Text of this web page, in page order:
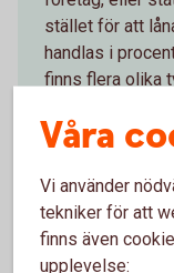
stället för att
handlas i
finns flera olika
Våra
Vi använder
tekniker för att
finns även
upplevelse: